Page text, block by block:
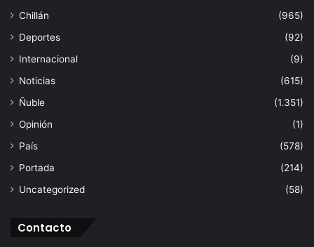
Chillán
(965)
Deportes
(92)
Internacional
(9)
Noticias
(615)
Ñuble
(1.351)
Opinión
(1)
País
(578)
Portada
(214)
Uncategorized
(58)
Contacto